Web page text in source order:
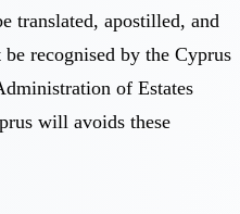
translated, apostilled, and
recognised by the Cyprus
of Estates
will avoids these